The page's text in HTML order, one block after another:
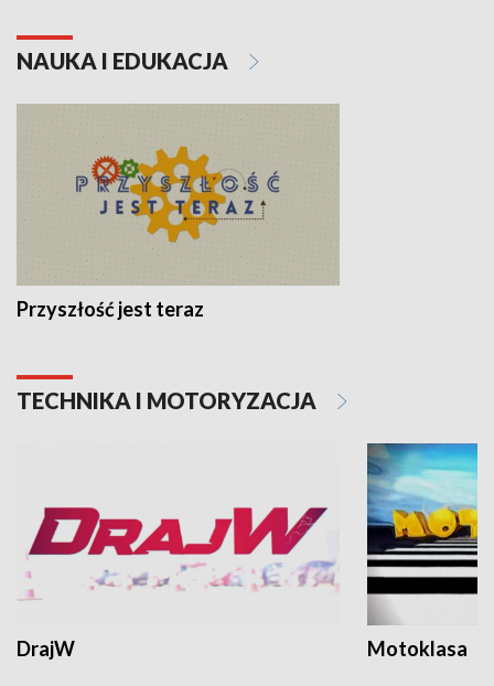
NAUKA I EDUKACJA
Przyszłość jest teraz
TECHNIKA I MOTORYZACJA
DrajW Motoklasa